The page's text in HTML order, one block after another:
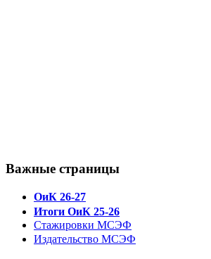
Важные страницы
ОиК 26-27
Итоги ОиК 25-26
Стажировки МСЭФ
Издательство МСЭФ